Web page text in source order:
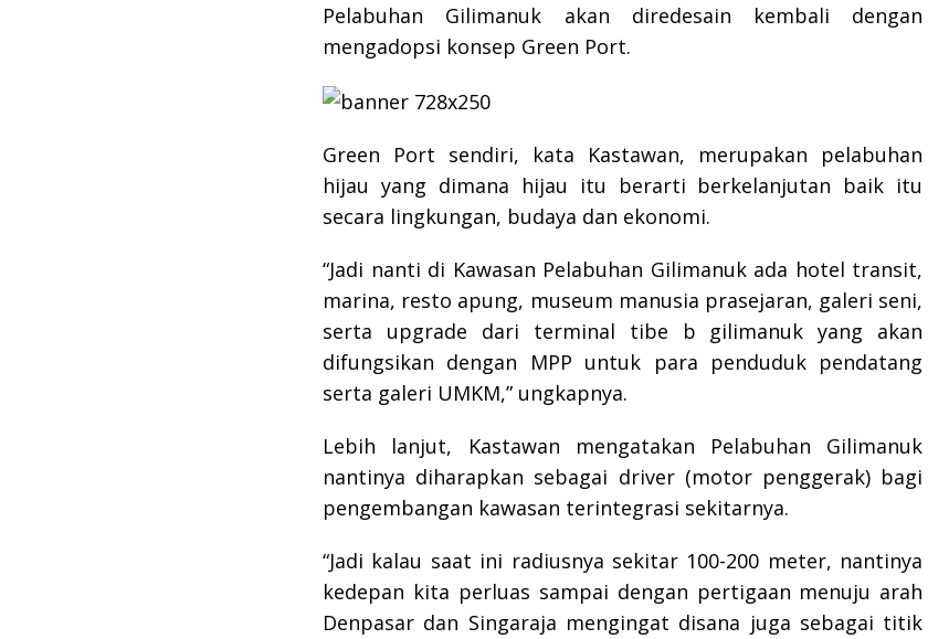
Pelabuhan Gilimanuk akan diredesain kembali dengan
mengadopsi konsep Green Port.
Green Port sendiri, kata Kastawan, merupakan pelabuhan
hijau yang dimana hijau itu berarti berkelanjutan baik itu
secara lingkungan, budaya dan ekonomi.
“Jadi nanti di Kawasan Pelabuhan Gilimanuk ada hotel transit,
marina, resto apung, museum manusia prasejaran, galeri seni,
serta upgrade dari terminal tibe b gilimanuk yang akan
difungsikan dengan MPP untuk para penduduk pendatang
serta galeri UMKM,” ungkapnya.
Lebih lanjut, Kastawan mengatakan Pelabuhan Gilimanuk
nantinya diharapkan sebagai driver (motor penggerak) bagi
pengembangan kawasan terintegrasi sekitarnya.
“Jadi kalau saat ini radiusnya sekitar 100-200 meter, nantinya
kedepan kita perluas sampai dengan pertigaan menuju arah
Denpasar dan Singaraja mengingat disana juga sebagai titik